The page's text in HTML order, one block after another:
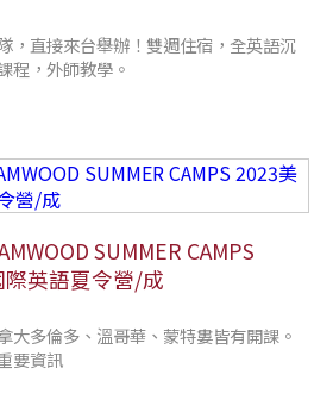
，直接來台舉辦！雙週住宿，全英語沉
程，外師教學。
SUMMER CAMPS
英語夏令營/成
大多倫多、溫哥華、蒙特婁皆有開課。
要資訊